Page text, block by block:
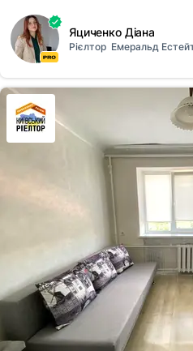
розташований між метро
транспорт, супермаркети, навчальні
живий, зручний і завжди
Сусіди адекватні та спокійні. 28 999
Яциченко Діана
Рієлтор Емеральд